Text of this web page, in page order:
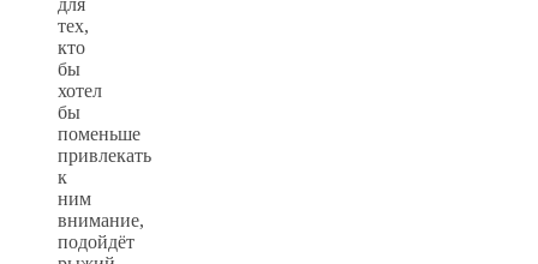
для
тех,
кто
бы
хотел
бы
поменьше
привлекать
к
ним
внимание,
подойдёт